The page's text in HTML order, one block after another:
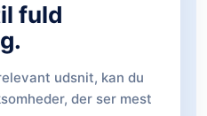
fuld
udsnit, kan du
der ser mest